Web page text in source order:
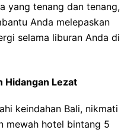
yang tenang dan tenang,
Anda melepaskan
selama liburan Anda di
Hidangan Lezat
keindahan Bali, nikmati
mewah hotel bintang 5